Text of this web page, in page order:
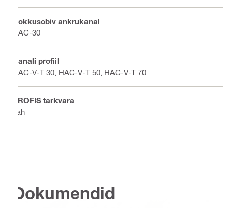
Kokkusobiv ankrukanal
HAC-30
Kanali profiil
HAC-V-T 30, HAC-V-T 50, HAC-V-T 70
PROFIS tarkvara
Jah
Dokumendid